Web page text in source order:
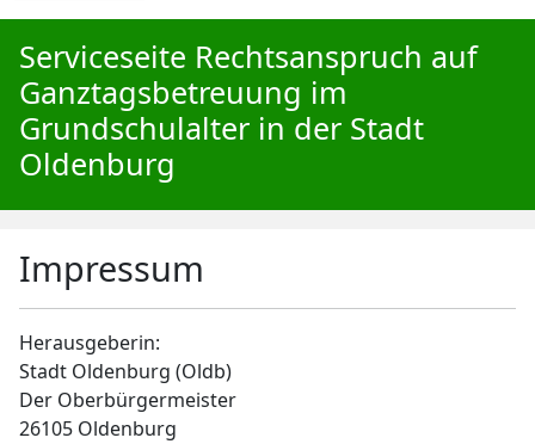
Serviceseite Rechtsanspruch auf
Ganztagsbetreuung im
Grundschulalter in der Stadt
Oldenburg
Impressum
Herausgeberin:
Stadt Oldenburg (Oldb)
Der Oberbürgermeister
26105 Oldenburg